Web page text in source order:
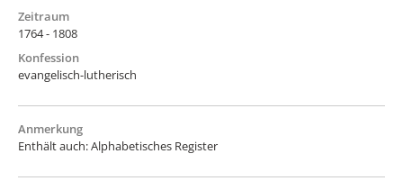
Zeitraum
1764 - 1808
Konfession
evangelisch-lutherisch
Anmerkung
Enthält auch: Alphabetisches Register